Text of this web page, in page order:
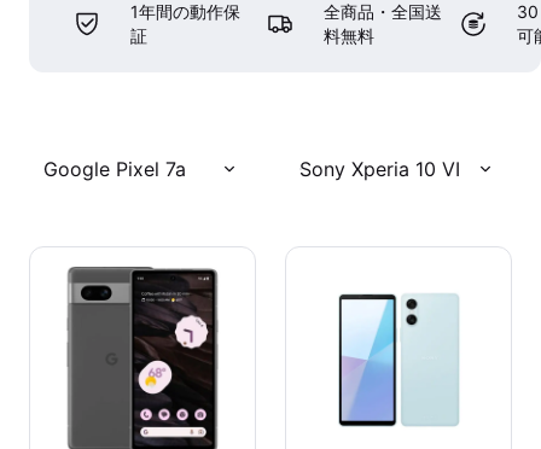
1年間の動作保
証
全商品・全国送
料無料
30
可
Google Pixel 7a Sony Xperia 10 VI